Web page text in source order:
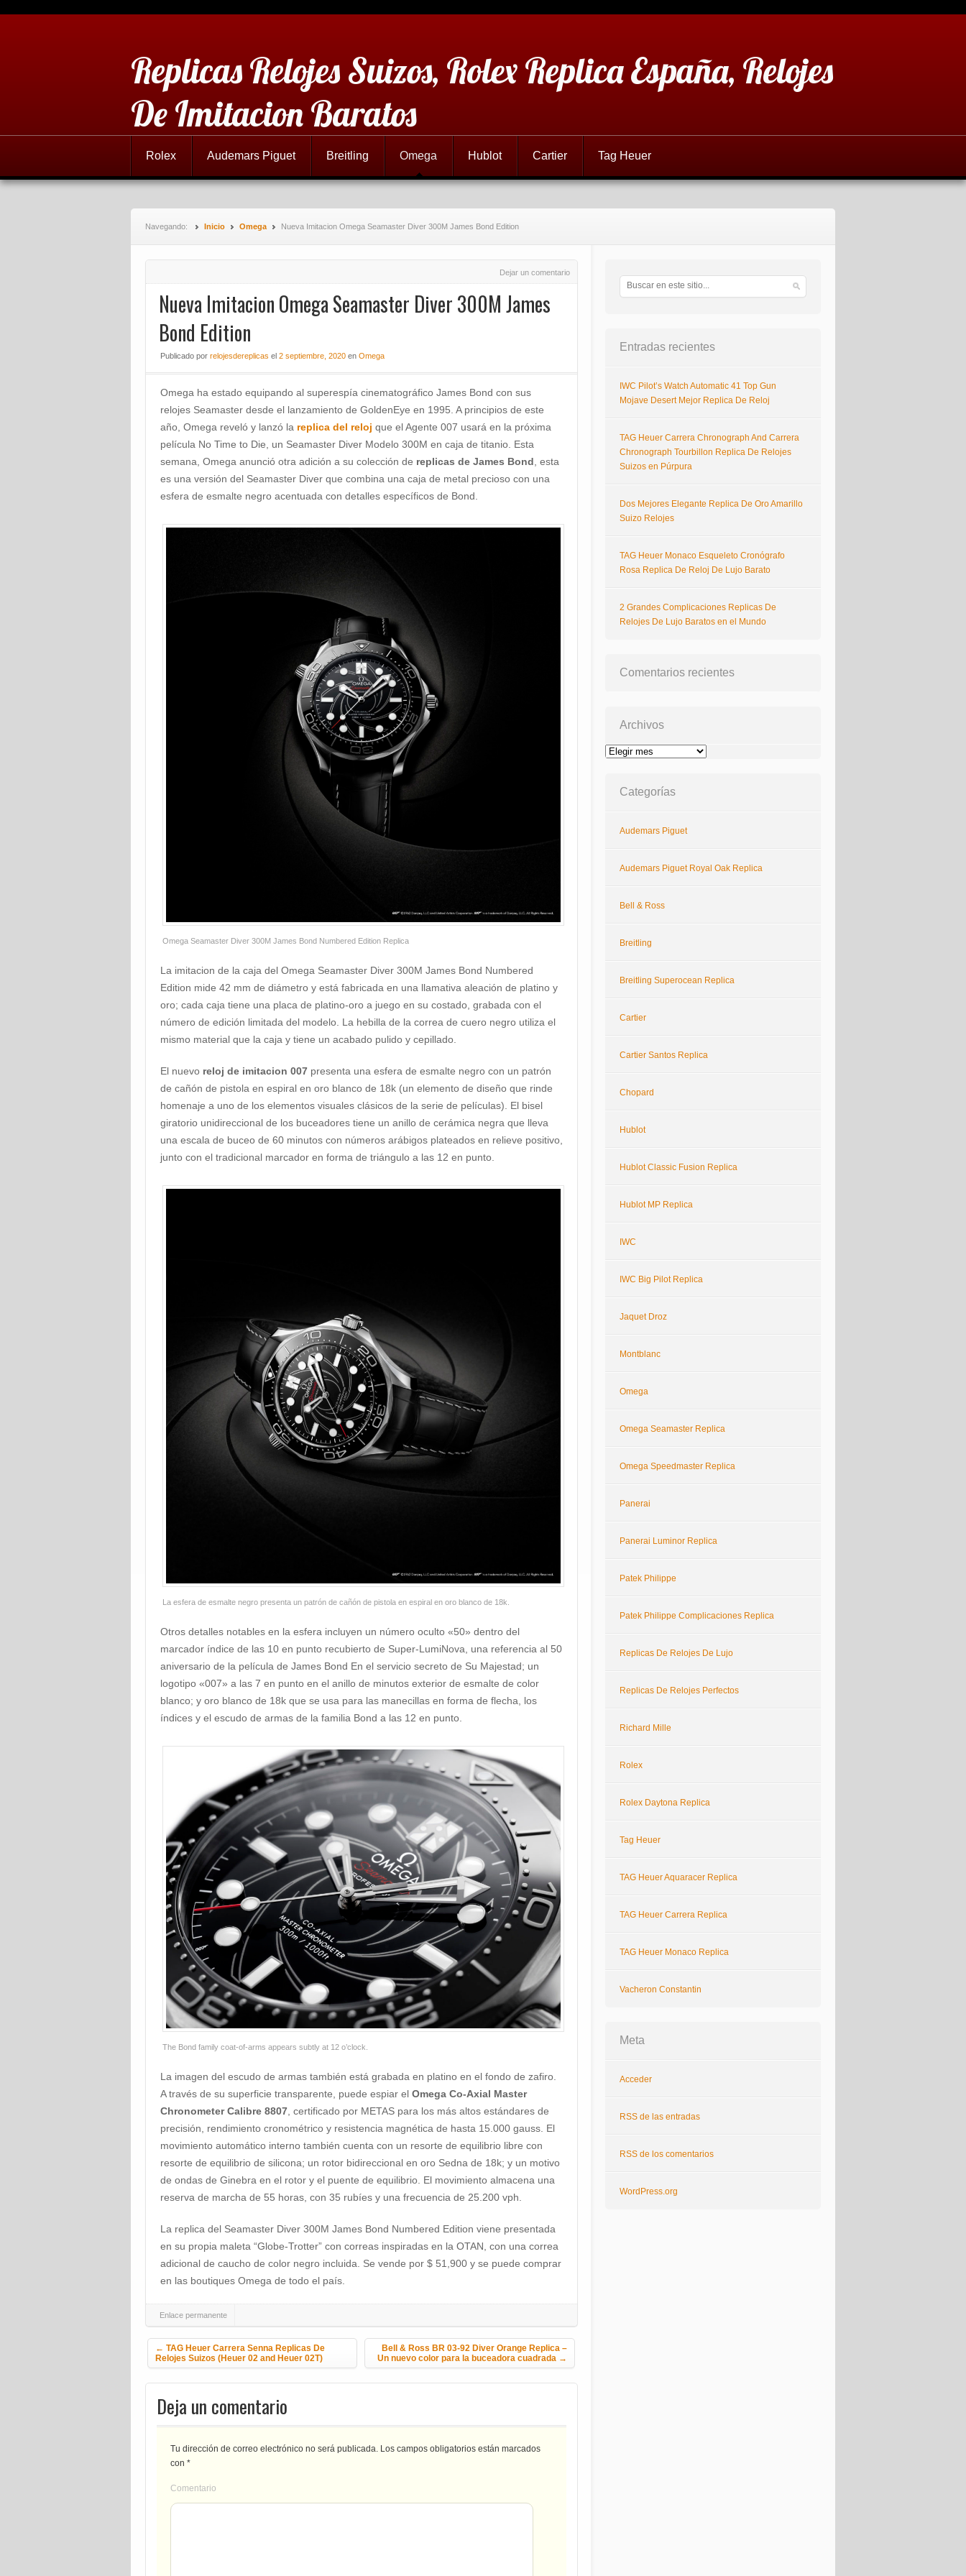
Replicas Relojes Suizos, Rolex Replica España, Relojes
De Imitacion Baratos
Rolex Audemars Piguet Breitling Omega Hublot Cartier Tag Heuer
Navegando: Inicio Omega Nueva Imitacion Omega Seamaster Diver 300M James Bond Edition
Dejar un comentario
Nueva Imitacion Omega Seamaster Diver 300M James
Bond Edition
Publicado por relojesdereplicas el 2 septiembre, 2020 en Omega
Omega ha estado equipando al superespía cinematográfico James Bond con sus
relojes Seamaster desde el lanzamiento de GoldenEye en 1995. A principios de este
año, Omega reveló y lanzó la replica del reloj que el Agente 007 usará en la próxima
película No Time to Die, un Seamaster Diver Modelo 300M en caja de titanio. Esta
semana, Omega anunció otra adición a su colección de replicas de James Bond , esta
es una versión del Seamaster Diver que combina una caja de metal precioso con una
esfera de esmalte negro acentuada con detalles específicos de Bond.
Omega Seamaster Diver 300M James Bond Numbered Edition Replica
La imitacion de la caja del Omega Seamaster Diver 300M James Bond Numbered
Edition mide 42 mm de diámetro y está fabricada en una llamativa aleación de platino y
oro; cada caja tiene una placa de platino-oro a juego en su costado, grabada con el
número de edición limitada del modelo. La hebilla de la correa de cuero negro utiliza el
mismo material que la caja y tiene un acabado pulido y cepillado.
El nuevo reloj de imitacion 007 presenta una esfera de esmalte negro con un patrón
de cañón de pistola en espiral en oro blanco de 18k (un elemento de diseño que rinde
homenaje a uno de los elementos visuales clásicos de la serie de películas). El bisel
giratorio unidireccional de los buceadores tiene un anillo de cerámica negra que lleva
una escala de buceo de 60 minutos con números arábigos plateados en relieve positivo,
junto con el tradicional marcador en forma de triángulo a las 12 en punto.
La esfera de esmalte negro presenta un patrón de cañón de pistola en espiral en oro blanco de 18k.
Otros detalles notables en la esfera incluyen un número oculto «50» dentro del
marcador índice de las 10 en punto recubierto de Super-LumiNova, una referencia al 50
aniversario de la película de James Bond En el servicio secreto de Su Majestad; un
logotipo «007» a las 7 en punto en el anillo de minutos exterior de esmalte de color
blanco; y oro blanco de 18k que se usa para las manecillas en forma de flecha, los
índices y el escudo de armas de la familia Bond a las 12 en punto.
The Bond family coat-of-arms appears subtly at 12 o’clock.
La imagen del escudo de armas también está grabada en platino en el fondo de zafiro.
A través de su superficie transparente, puede espiar el Omega Co-Axial Master
Chronometer Calibre 8807, certificado por METAS para los más altos estándares de
precisión, rendimiento cronométrico y resistencia magnética de hasta 15.000 gauss. El
movimiento automático interno también cuenta con un resorte de equilibrio libre con
resorte de equilibrio de silicona; un rotor bidireccional en oro Sedna de 18k; y un motivo
de ondas de Ginebra en el rotor y el puente de equilibrio. El movimiento almacena una
reserva de marcha de 55 horas, con 35 rubíes y una frecuencia de 25.200 vph.
La replica del Seamaster Diver 300M James Bond Numbered Edition viene presentada
en su propia maleta “Globe-Trotter” con correas inspiradas en la OTAN, con una correa
adicional de caucho de color negro incluida. Se vende por $ 51,900 y se puede comprar
en las boutiques Omega de todo el país.
Enlace permanente
Navegación de la entrada
← TAG Heuer Carrera Senna Replicas De
Relojes Suizos (Heuer 02 and Heuer 02T)
Bell & Ross BR 03-92 Diver Orange Replica –
Un nuevo color para la buceadora cuadrada →
Deja un comentario
Tu dirección de correo electrónico no será publicada. Los campos obligatorios están marcados
con *
Comentario
Entradas recientes
IWC Pilot’s Watch Automatic 41 Top Gun
Mojave Desert Mejor Replica De Reloj
TAG Heuer Carrera Chronograph And Carrera
Chronograph Tourbillon Replica De Relojes
Suizos en Púrpura
Dos Mejores Elegante Replica De Oro Amarillo
Suizo Relojes
TAG Heuer Monaco Esqueleto Cronógrafo
Rosa Replica De Reloj De Lujo Barato
2 Grandes Complicaciones Replicas De
Relojes De Lujo Baratos en el Mundo
Comentarios recientes
Archivos
Archivos
Categorías
Audemars Piguet
Audemars Piguet Royal Oak Replica
Bell & Ross
Breitling
Breitling Superocean Replica
Cartier
Cartier Santos Replica
Chopard
Hublot
Hublot Classic Fusion Replica
Hublot MP Replica
IWC
IWC Big Pilot Replica
Jaquet Droz
Montblanc
Omega
Omega Seamaster Replica
Omega Speedmaster Replica
Panerai
Panerai Luminor Replica
Patek Philippe
Patek Philippe Complicaciones Replica
Replicas De Relojes De Lujo
Replicas De Relojes Perfectos
Richard Mille
Rolex
Rolex Daytona Replica
Tag Heuer
TAG Heuer Aquaracer Replica
TAG Heuer Carrera Replica
TAG Heuer Monaco Replica
Vacheron Constantin
Meta
Acceder
RSS de las entradas
RSS de los comentarios
WordPress.org